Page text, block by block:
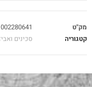
מק"ט
קטגוריה
סכינים